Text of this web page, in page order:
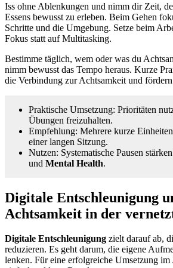
Iss ohne Ablenkungen und nimm dir Zeit,
Essens bewusst zu erleben. Beim Gehen
Schritte und die Umgebung. Setze beim
Fokus statt auf Multitasking.
Bestimme täglich, wem oder was du
nimm bewusst das Tempo heraus. Kurze
die Verbindung zur Achtsamkeit und
Praktische Umsetzung: Prioritäten
Übungen freizuhalten.
Empfehlung: Mehrere kurze
einer langen Sitzung.
Nutzen: Systematische Pausen
und Mental Health.
Digitale Entschleunigung
Achtsamkeit in der
Digitale Entschleunigung zielt darauf ab,
reduzieren. Es geht darum, die eigene
lenken. Für eine erfolgreiche Umsetzung im